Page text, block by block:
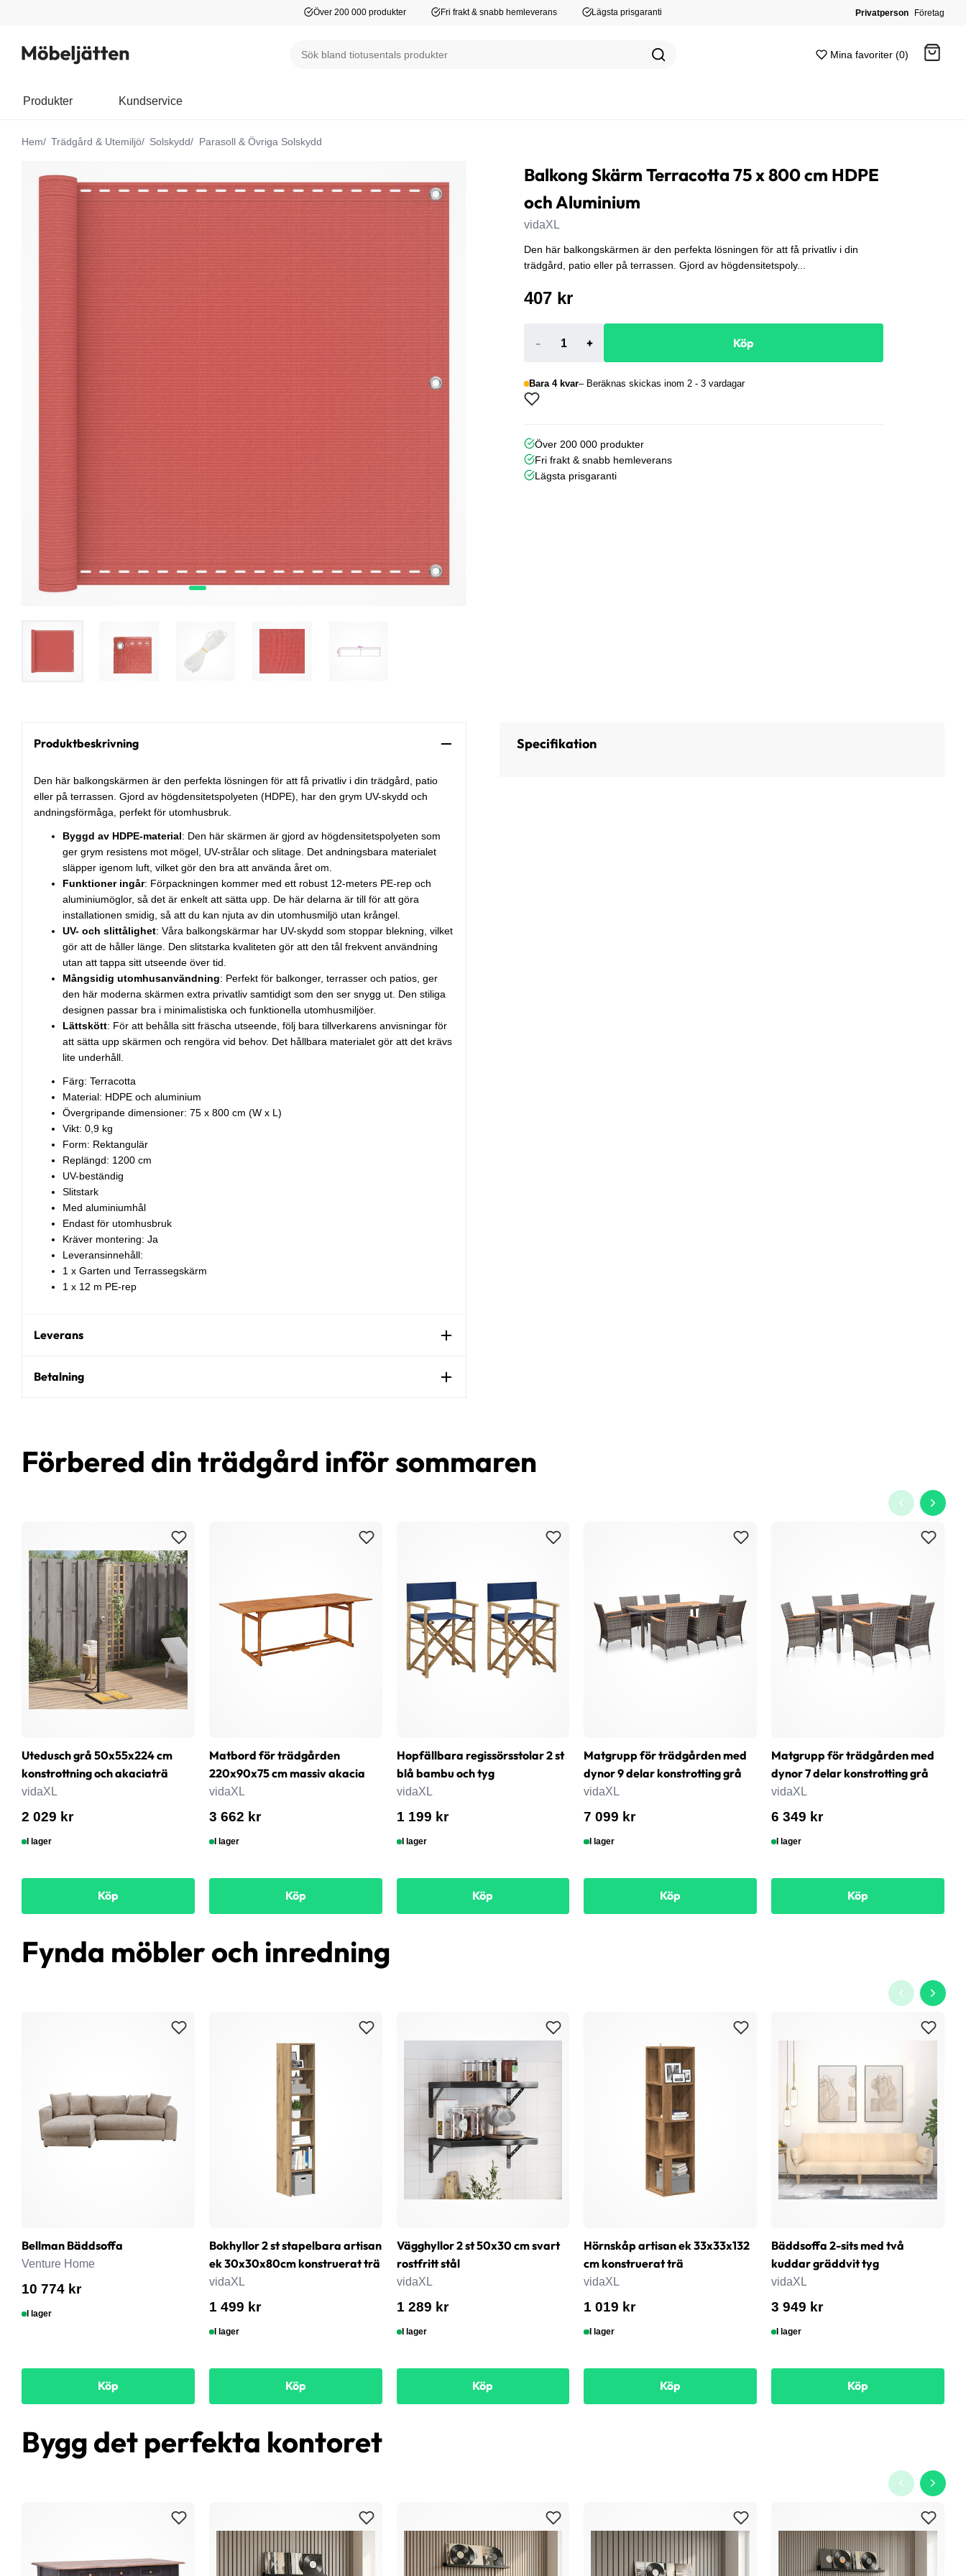
Över 200 000 produkter Fri frakt & snabb hemleverans Lägsta prisgaranti Privatperson Företag
Mina favoriter (0)
Produkter Kundservice
Hem Trädgård & Utemiljö Solskydd Parasoll & Övriga Solskydd
Balkong Skärm Terracotta 75 x 800 cm HDPE
och Aluminium
vidaXL
Den här balkongskärmen är den perfekta lösningen för att få privatliv i din
trädgård, patio eller på terrassen. Gjord av högdensitetspoly...
407 kr
- + Köp
Bara 4 kvar Beräknas skickas inom 2 - 3 vardagar
Över 200 000 produkter
Fri frakt & snabb hemleverans
Lägsta prisgaranti
Produktbeskrivning
Den här balkongskärmen är den perfekta lösningen för att få privatliv i din trädgård, patio
eller på terrassen. Gjord av högdensitetspolyeten (HDPE), har den grym UV-skydd och
andningsförmåga, perfekt för utomhusbruk.
Byggd av HDPE-material: Den här skärmen är gjord av högdensitetspolyeten som
ger grym resistens mot mögel, UV-strålar och slitage. Det andningsbara materialet
släpper igenom luft, vilket gör den bra att använda året om.
Funktioner ingår: Förpackningen kommer med ett robust 12-meters PE-rep och
aluminiumöglor, så det är enkelt att sätta upp. De här delarna är till för att göra
installationen smidig, så att du kan njuta av din utomhusmiljö utan krångel.
UV- och slittålighet: Våra balkongskärmar har UV-skydd som stoppar blekning, vilket
gör att de håller länge. Den slitstarka kvaliteten gör att den tål frekvent användning
utan att tappa sitt utseende över tid.
Mångsidig utomhusanvändning: Perfekt för balkonger, terrasser och patios, ger
den här moderna skärmen extra privatliv samtidigt som den ser snygg ut. Den stiliga
designen passar bra i minimalistiska och funktionella utomhusmiljöer.
Lättskött: För att behålla sitt fräscha utseende, följ bara tillverkarens anvisningar för
att sätta upp skärmen och rengöra vid behov. Det hållbara materialet gör att det krävs
lite underhåll.
Färg: Terracotta
Material: HDPE och aluminium
Övergripande dimensioner: 75 x 800 cm (W x L)
Vikt: 0,9 kg
Form: Rektangulär
Replängd: 1200 cm
UV-beständig
Slitstark
Med aluminiumhål
Endast för utomhusbruk
Kräver montering: Ja
Leveransinnehåll:
1 x Garten und Terrassegskärm
1 x 12 m PE-rep
Leverans
Betalning
Specifikation
Förbered din trädgård inför sommaren
Utedusch grå 50x55x224 cm
konstrottning och akaciaträ
vidaXL
2 029 kr
I lager
Köp
Matbord för trädgården
220x90x75 cm massiv akacia
vidaXL
3 662 kr
I lager
Köp
Hopfällbara regissörsstolar 2 st
blå bambu och tyg
vidaXL
1 199 kr
I lager
Köp
Matgrupp för trädgården med
dynor 9 delar konstrotting grå
vidaXL
7 099 kr
I lager
Köp
Matgrupp för trädgården med
dynor 7 delar konstrotting grå
vidaXL
6 349 kr
I lager
Köp
Fynda möbler och inredning
Bellman Bäddsoffa
Venture Home
10 774 kr
I lager
Köp
Bokhyllor 2 st stapelbara artisan
ek 30x30x80cm konstruerat trä
vidaXL
1 499 kr
I lager
Köp
Vägghyllor 2 st 50x30 cm svart
rostfritt stål
vidaXL
1 289 kr
I lager
Köp
Hörnskåp artisan ek 33x33x132
cm konstruerat trä
vidaXL
1 019 kr
I lager
Köp
Bäddsoffa 2-sits med två
kuddar gräddvit tyg
vidaXL
3 949 kr
I lager
Köp
Bygg det perfekta kontoret